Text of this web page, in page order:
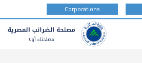
type
Corporations